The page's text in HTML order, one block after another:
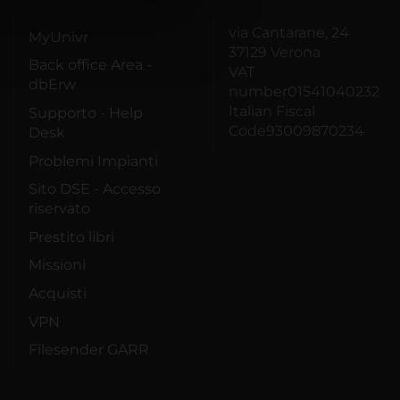
MyUnivr
Back office Area -
dbErw
Supporto - Help
Desk
Problemi Impianti
Sito DSE - Accesso
riservato
Prestito libri
Missioni
Acquisti
VPN
Filesender GARR
via Cantarane, 24
37129 Verona
VAT
number01541040232
Italian Fiscal
Code93009870234